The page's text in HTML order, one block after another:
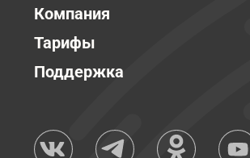
Компания
Тарифы
Поддержка